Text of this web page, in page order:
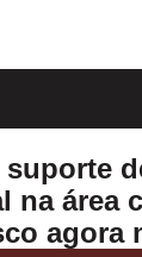
suporte
na área
agora